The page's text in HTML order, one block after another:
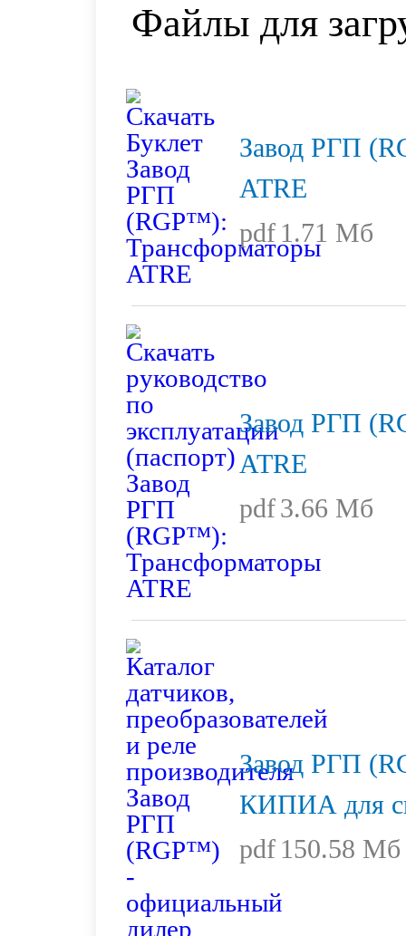
Файлы для
Завод РГП
ATRE
pdf 1.71 Мб
Завод РГП
ATRE
pdf3.66 Мб
Завод РГП
КИПИА для
pdf 150.58 Мб